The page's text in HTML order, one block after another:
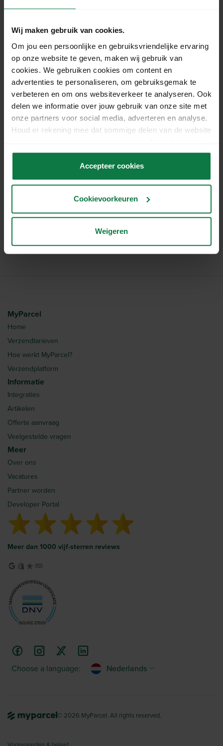
Wij maken gebruik van cookies.
Om jou een persoonlijke en gebruiksvriendelijke ervaring
op onze website te geven, maken wij gebruik van
cookies. We gebruiken cookies om content en
advertenties te personaliseren, om gebruiksgemak te
verbeteren en om ons websiteverkeer te analyseren. Ook
delen we informatie over jouw gebruik van onze site met
onze partners voor social media, adverteren en analyse.
Houd er rekening mee dat sommige delen van de website
accepteert.
Accepteer cookies
Cookievoorkeuren
Weigeren
Ons support team staat
voor je klaar!
Chat
Mail
WhatsApp
MyParcel
Home
Verzendtarieven
Hoe werkt MyParcel?
Verzendplatform
Informatie
Integraties
Artikelen
Offerte aanvraag
Veelgestelde vragen
Meer
Over ons
Vacatures
Partner worden
Developer Portal
Meer dan 1000 vijf-sterren reviews
Choose a language: Nederlands
© 2026 MyParcel. All rights reserved.